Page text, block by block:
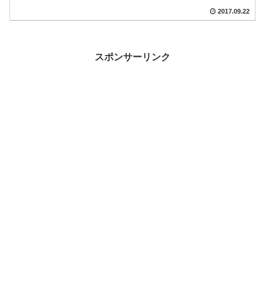
2017.09.22
スポンサーリンク